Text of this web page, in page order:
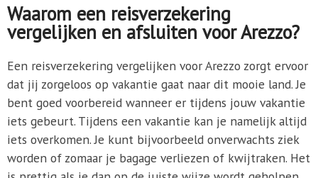
Waarom een reisverzekering
vergelijken en afsluiten voor Arezzo?
Een reisverzekering vergelijken voor Arezzo zorgt ervoor
dat jij zorgeloos op vakantie gaat naar dit mooie land. Je
bent goed voorbereid wanneer er tijdens jouw vakantie
iets gebeurt. Tijdens een vakantie kan je namelijk altijd
iets overkomen. Je kunt bijvoorbeeld onverwachts ziek
worden of zomaar je bagage verliezen of kwijtraken. Het